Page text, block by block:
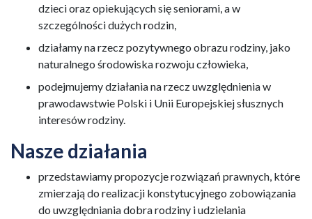
dzieci oraz opiekujących się seniorami, a w
szczególności dużych rodzin,
działamy na rzecz pozytywnego obrazu rodziny, jako
naturalnego środowiska rozwoju człowieka,
podejmujemy działania na rzecz uwzględnienia w
prawodawstwie Polski i Unii Europejskiej słusznych
interesów rodziny.
Nasze działania
przedstawiamy propozycje rozwiązań prawnych, które
zmierzają do realizacji konstytucyjnego zobowiązania
do uwzględniania dobra rodziny i udzielania